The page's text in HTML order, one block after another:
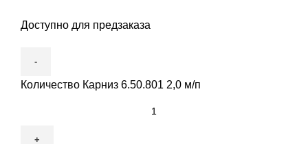
Доступно для предзаказа
Количество Карниз 6.50.801 2,0 м/п